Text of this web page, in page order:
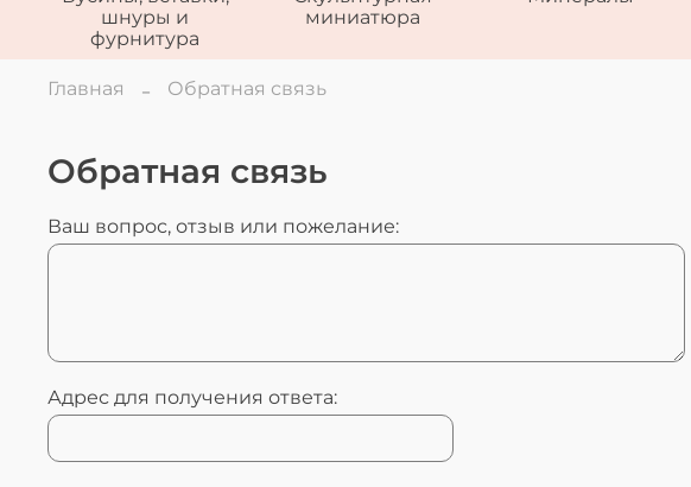
шнуры и
фурнитура
миниатюра
Главная Обратная связь
Обратная связь
Ваш вопрос, отзыв или пожелание:
Адрес для получения ответа: